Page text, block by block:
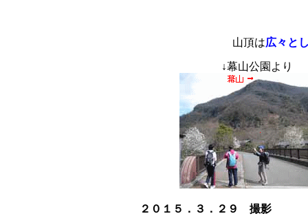
山頂は広々と
↓幕山公
２０１５．３．２９ 撮影